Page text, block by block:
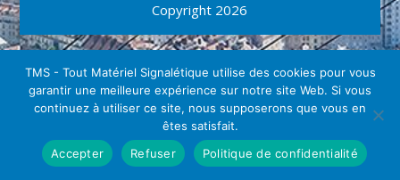
Copyright 2026
TMS - Tout Matériel Signalétique utilise des cookies pour vous
garantir une meilleure expérience sur notre site Web. Si vous
continuez à utiliser ce site, nous supposerons que vous en
êtes satisfait.
Accepter
Refuser Politique de confidentialité